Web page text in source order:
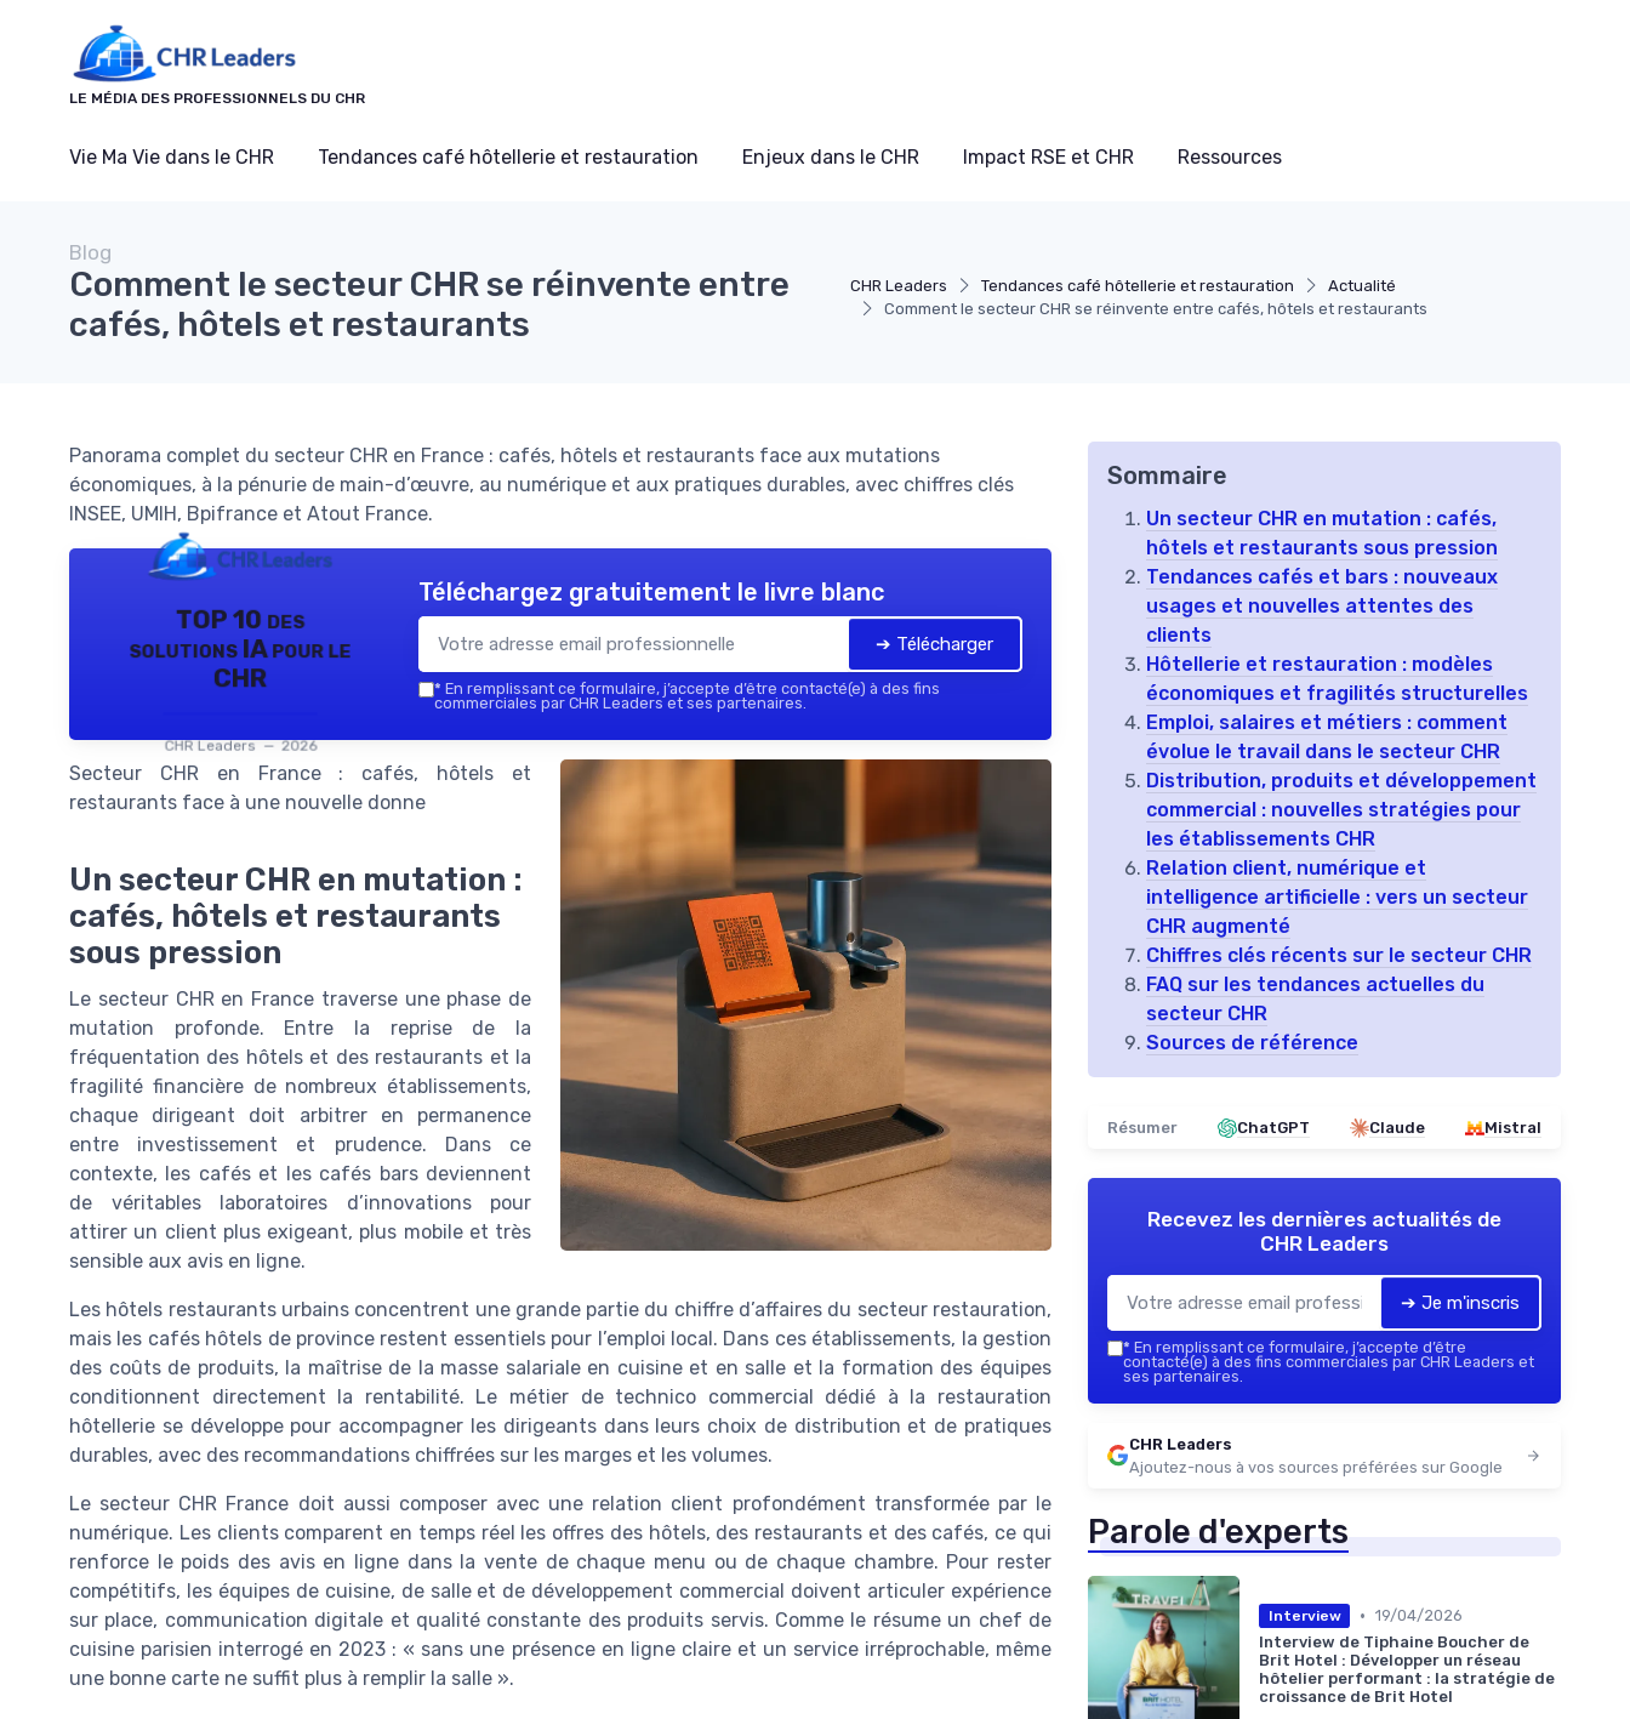
LE MÉDIA DES PROFESSIONNELS DU CHR
Vie Ma Vie dans le CHR Tendances café hôtellerie et restauration Enjeux dans le CHR Impact RSE et CHR Ressources
CHR Leaders Tendances café hôtellerie et restauration
Actualité
Comment le secteur CHR se réinvente entre cafés, hôtels et restaurants
Blog
Comment le secteur CHR se réinvente entre
cafés, hôtels et restaurants
Panorama complet du secteur CHR en France : cafés, hôtels et restaurants face aux mutations
économiques, à la pénurie de main-d’œuvre, au numérique et aux pratiques durables, avec chiffres clés
INSEE, UMIH, Bpifrance et Atout France.
TOP 10 des
solutions IA pour le
CHR
CHR Leaders — 2026
Téléchargez gratuitement le livre blanc
➔ Télécharger
* En remplissant ce formulaire, j’accepte d’être contacté(e) à des fins
commerciales par CHR Leaders et ses partenaires.
Secteur CHR en France : cafés, hôtels et
restaurants face à une nouvelle donne
Un secteur CHR en mutation :
cafés, hôtels et restaurants
sous pression
Le secteur CHR en France traverse une phase de
mutation profonde. Entre la reprise de la
fréquentation des hôtels et des restaurants et la
fragilité financière de nombreux établissements,
chaque dirigeant doit arbitrer en permanence
entre investissement et prudence. Dans ce
contexte, les cafés et les cafés bars deviennent
de véritables laboratoires d’innovations pour
attirer un client plus exigeant, plus mobile et très
sensible aux avis en ligne.
Les hôtels restaurants urbains concentrent une grande partie du chiffre d’affaires du secteur restauration,
mais les cafés hôtels de province restent essentiels pour l’emploi local. Dans ces établissements, la gestion
des coûts de produits, la maîtrise de la masse salariale en cuisine et en salle et la formation des équipes
conditionnent directement la rentabilité. Le métier de technico commercial dédié à la restauration
hôtellerie se développe pour accompagner les dirigeants dans leurs choix de distribution et de pratiques
durables, avec des recommandations chiffrées sur les marges et les volumes.
Le secteur CHR France doit aussi composer avec une relation client profondément transformée par le
numérique. Les clients comparent en temps réel les offres des hôtels, des restaurants et des cafés, ce qui
renforce le poids des avis en ligne dans la vente de chaque menu ou de chaque chambre. Pour rester
compétitifs, les équipes de cuisine, de salle et de développement commercial doivent articuler expérience
sur place, communication digitale et qualité constante des produits servis. Comme le résume un chef de
cuisine parisien interrogé en 2023 : « sans une présence en ligne claire et un service irréprochable, même
une bonne carte ne suffit plus à remplir la salle ».
Sommaire
Un secteur CHR en mutation : cafés,
hôtels et restaurants sous pression
Tendances cafés et bars : nouveaux
usages et nouvelles attentes des
clients
Hôtellerie et restauration : modèles
économiques et fragilités structurelles
Emploi, salaires et métiers : comment
évolue le travail dans le secteur CHR
Distribution, produits et développement
commercial : nouvelles stratégies pour
les établissements CHR
Relation client, numérique et
intelligence artificielle : vers un secteur
CHR augmenté
Chiffres clés récents sur le secteur CHR
FAQ sur les tendances actuelles du
secteur CHR
Sources de référence
Résumer ChatGPT Claude Mistral
Recevez les dernières actualités de
CHR Leaders
➔ Je m'inscris
* En remplissant ce formulaire, j’accepte d’être
contacté(e) à des fins commerciales par CHR Leaders et
ses partenaires.
CHR Leaders
Ajoutez-nous à vos sources préférées sur Google
Parole d'experts
Interview • 19/04/2026
Interview de Tiphaine Boucher de
Brit Hotel : Développer un réseau
hôtelier performant : la stratégie de
croissance de Brit Hotel